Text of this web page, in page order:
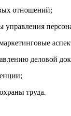
отношений;
деловой
труда.